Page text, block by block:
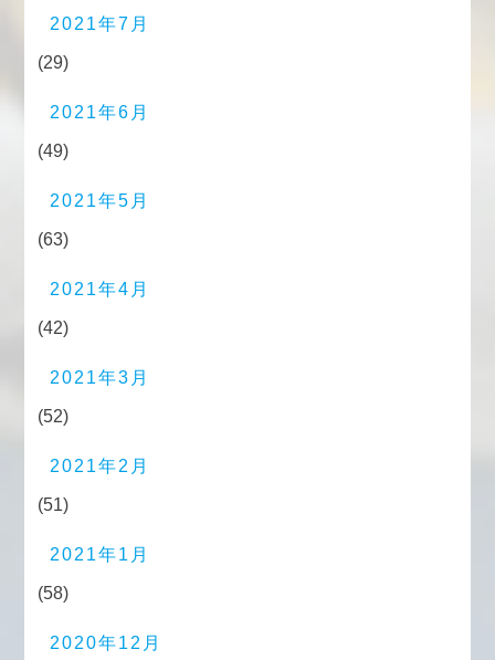
2021年7月
(29)
2021年6月
(49)
2021年5月
(63)
2021年4月
(42)
2021年3月
(52)
2021年2月
(51)
2021年1月
(58)
2020年12月